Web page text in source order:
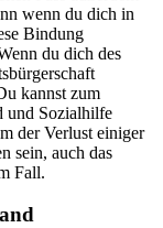
wenn du dich in
Bindung
du dich des
kannst zum
und Sozialhilfe
der Verlust einiger
sein, auch das
Fall.